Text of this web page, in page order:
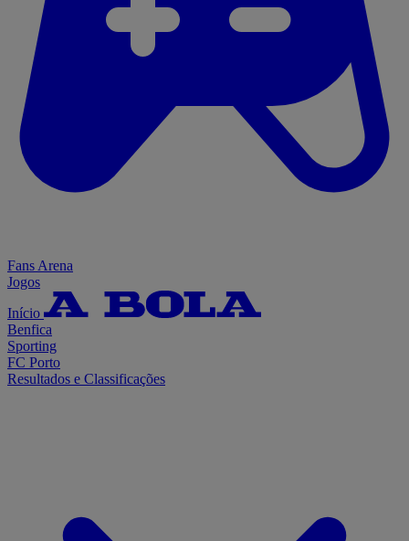
Fans Arena
Jogos
Início
Benfica
Sporting
FC Porto
Resultados e Classificações